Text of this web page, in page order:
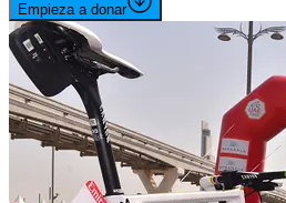
Empieza a donar